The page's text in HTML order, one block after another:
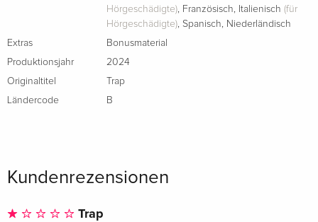
Hörgeschädigte), Französisch, Italienisch (für
Hörgeschädigte), Spanisch, Niederländisch
Extras
Bonusmaterial
Produktionsjahr
2024
Originaltitel
Trap
Ländercode
B
Kundenrezensionen
Trap